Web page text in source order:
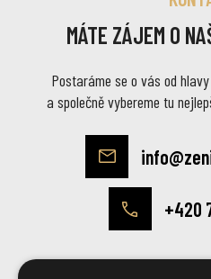
MÁTE ZÁJEM O
Postaráme se o vás od
a společně vybereme tu
+420